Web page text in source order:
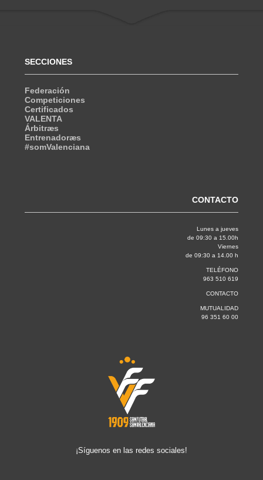
SECCIONES
Federación
Competiciones
Certificados
VALENTA
Árbitræs
Entrenadoræs
#somValenciana
CONTACTO
Lunes a jueves
de 09:30 a 15.00h
Viernes
de 09:30 a 14.00 h
TELÉFONO
963 510 619
CONTACTO
MUTUALIDAD
96 351 60 00
¡Síguenos en las redes sociales!